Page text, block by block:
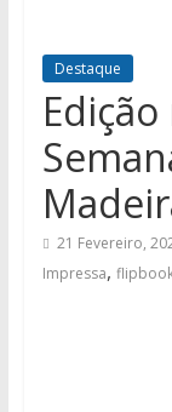
Destaque
21 Fevereiro,
Impressa,